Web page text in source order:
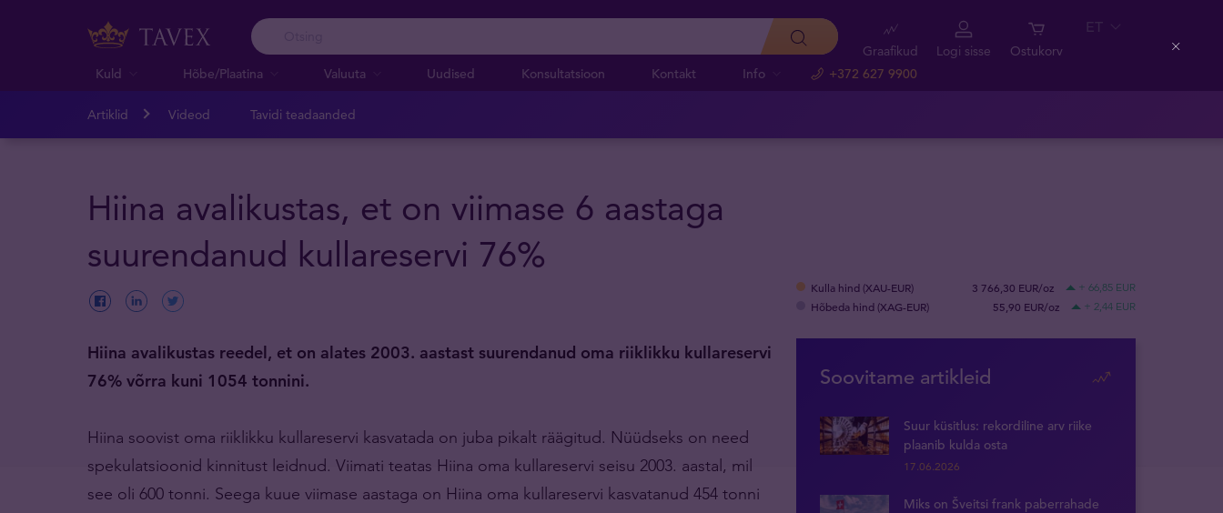
Kuld Hõbe/Plaatina Valuuta Uudised Konsultatsioon Kontakt Info +372 627 9900
Graafikud Logi sisse Ostukorv
ET
Artiklid Videod Tavidi teadaanded
Hiina avalikustas, et on viimase 6 aastaga
suurendanud kullareservi 76%
Kulla hind (XAU-EUR) 3 766,30 EUR/oz + 66,85 EUR
Hõbeda hind (XAG-EUR) 55,90 EUR/oz + 2,44 EUR
Hiina avalikustas reedel, et on alates 2003. aastast suurendanud oma riiklikku kullareservi
76% võrra kuni 1054 tonnini.
Hiina soovist oma riiklikku kullareservi kasvatada on juba pikalt räägitud. Nüüdseks on need
spekulatsioonid kinnitust leidnud. Viimati teatas Hiina oma kullareservi seisu 2003. aastal, mil
see oli 600 tonni. Seega kuue viimase aastaga on Hiina oma kullareservi kasvatanud 454 tonni
Soovitame artikleid
Suur küsitlus: rekordiline arv riike
plaanib kulda osta
17.06.2026
Miks on Šveitsi frank paberrahade
Close